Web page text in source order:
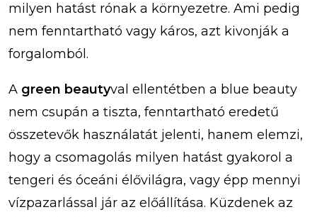
milyen hatást rónak a környezetre. Ami pedig
nem fenntartható vagy káros, azt kivonják a
forgalomból.
A green beautyval ellentétben a blue beauty
nem csupán a tiszta, fenntartható eredetű
összetevők használatát jelenti, hanem elemzi,
hogy a csomagolás milyen hatást gyakorol a
tengeri és óceáni élővilágra, vagy épp mennyi
vízpazarlással jár az előállítása. Küzdenek az